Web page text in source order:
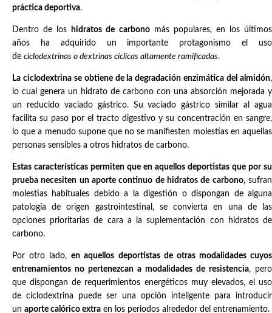
práctica deportiva.
Dentro de los hidratos de carbonomás populares, en los últimos
años ha adquirido un importante protagonismo el uso
de ciclodextrinas o dextrinas cíclicas altamente ramificadas.
La ciclodextrina se obtiene de la degradación enzimática del almidón,
lo cual genera un hidrato de carbono con una absorción mejorada y
un reducido vaciado gástrico. Su vaciado gástrico similar al agua
facilita su paso por el tracto digestivo y su concentración en sangre,
lo que a menudo supone que no se manifiesten molestias en aquellas
personas sensibles a otros hidratos de carbono.
Estas características permiten que en aquellos deportistas que por su
prueba necesiten un aporte continuo de hidratos de carbono, sufran
molestias habituales debido a la digestión o dispongan de alguna
patología de origen gastrointestinal, se convierta en una de las
opciones prioritarias de cara a la suplementación con hidratos de
carbono.
Por otro lado,en aquellos deportistas de otras modalidades cuyos
entrenamientos no pertenezcan a modalidades de resistencia, pero
que dispongan de requerimientos energéticos muy elevados, el uso
de ciclodextrina puede ser una opción inteligente para introducir
un aporte calórico extra en los periodos alrededor del entrenamiento.